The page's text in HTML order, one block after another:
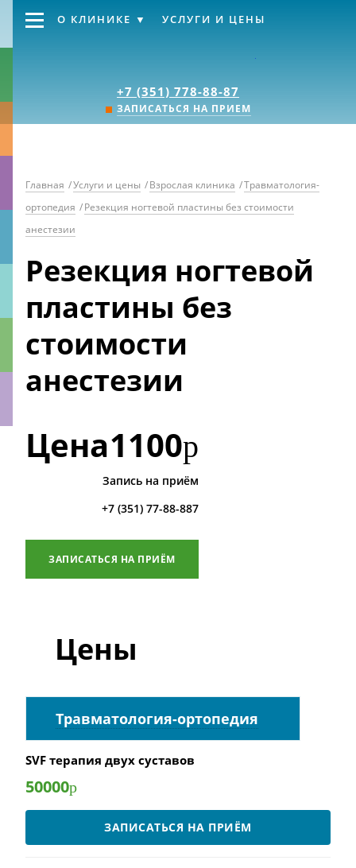
+7 (351) 778-88-87
ЗАПИСАТЬСЯ НА ПРИЕМ
О КЛИНИКЕ УСЛУГИ И ЦЕНЫ
Главная /Услуги и цены /Взрослая клиника /Травматология-
ортопедия /Резекция ногтевой пластины без стоимости
анестезии
Резекция ногтевой
пластины без
стоимости
анестезии
Цена1100р
Запись на приём
+7 (351) 77-88-887
ЗАПИСАТЬСЯ НА ПРИЁМ
Цены
Травматология-ортопедия
SVF терапия двух суставов
50000р
ЗАПИСАТЬСЯ НА ПРИЁМ